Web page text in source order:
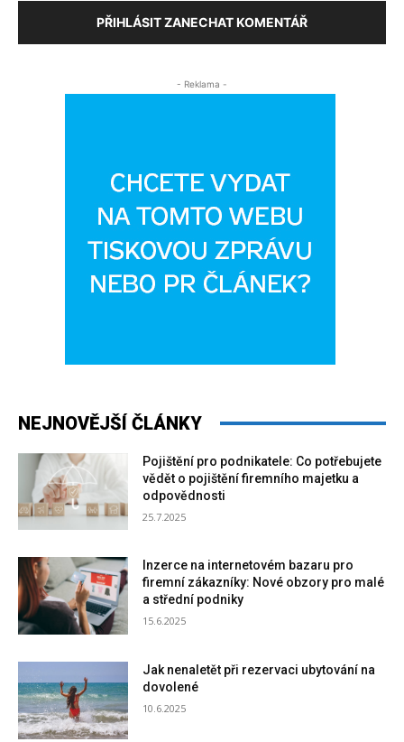
PŘIHLÁSIT ZANECHAT KOMENTÁŘ
- Reklama -
NEJNOVĚJŠÍ ČLÁNKY
Pojištění pro podnikatele: Co potřebujete
vědět o pojištění firemního majetku a
odpovědnosti
25.7.2025
Inzerce na internetovém bazaru pro
firemní zákazníky: Nové obzory pro malé
a střední podniky
15.6.2025
Jak nenaletět při rezervaci ubytování na
dovolené
10.6.2025